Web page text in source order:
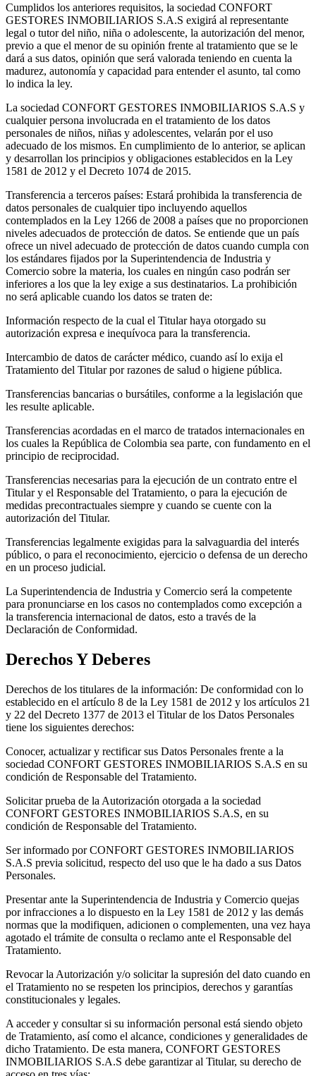
Cumplidos los anteriores requisitos, la sociedad CONFORT
GESTORES INMOBILIARIOS S.A.S exigirá al representante
legal o tutor del niño, niña o adolescente, la autorización del menor,
previo a que el menor de su opinión frente al tratamiento que se le
dará a sus datos, opinión que será valorada teniendo en cuenta la
madurez, autonomía y capacidad para entender el asunto, tal como
lo indica la ley.
La sociedad CONFORT GESTORES INMOBILIARIOS S.A.S y
cualquier persona involucrada en el tratamiento de los datos
personales de niños, niñas y adolescentes, velarán por el uso
adecuado de los mismos. En cumplimiento de lo anterior, se aplican
y desarrollan los principios y obligaciones establecidos en la Ley
1581 de 2012 y el Decreto 1074 de 2015.
Transferencia a terceros países: Estará prohibida la transferencia de
datos personales de cualquier tipo incluyendo aquellos
contemplados en la Ley 1266 de 2008 a países que no proporcionen
niveles adecuados de protección de datos. Se entiende que un país
ofrece un nivel adecuado de protección de datos cuando cumpla con
los estándares fijados por la Superintendencia de Industria y
Comercio sobre la materia, los cuales en ningún caso podrán ser
inferiores a los que la ley exige a sus destinatarios. La prohibición
no será aplicable cuando los datos se traten de:
Información respecto de la cual el Titular haya otorgado su
autorización expresa e inequívoca para la transferencia.
Intercambio de datos de carácter médico, cuando así lo exija el
Tratamiento del Titular por razones de salud o higiene pública.
Transferencias bancarias o bursátiles, conforme a la legislación que
les resulte aplicable.
Transferencias acordadas en el marco de tratados internacionales en
los cuales la República de Colombia sea parte, con fundamento en el
principio de reciprocidad.
Transferencias necesarias para la ejecución de un contrato entre el
Titular y el Responsable del Tratamiento, o para la ejecución de
medidas precontractuales siempre y cuando se cuente con la
autorización del Titular.
Transferencias legalmente exigidas para la salvaguardia del interés
público, o para el reconocimiento, ejercicio o defensa de un derecho
en un proceso judicial.
La Superintendencia de Industria y Comercio será la competente
para pronunciarse en los casos no contemplados como excepción a
la transferencia internacional de datos, esto a través de la
Declaración de Conformidad.
Derechos Y Deberes
Derechos de los titulares de la información: De conformidad con lo
establecido en el artículo 8 de la Ley 1581 de 2012 y los artículos 21
y 22 del Decreto 1377 de 2013 el Titular de los Datos Personales
tiene los siguientes derechos:
Conocer, actualizar y rectificar sus Datos Personales frente a la
sociedad CONFORT GESTORES INMOBILIARIOS S.A.S en su
condición de Responsable del Tratamiento.
Solicitar prueba de la Autorización otorgada a la sociedad
CONFORT GESTORES INMOBILIARIOS S.A.S, en su
condición de Responsable del Tratamiento.
Ser informado por CONFORT GESTORES INMOBILIARIOS
S.A.S previa solicitud, respecto del uso que le ha dado a sus Datos
Personales.
Presentar ante la Superintendencia de Industria y Comercio quejas
por infracciones a lo dispuesto en la Ley 1581 de 2012 y las demás
normas que la modifiquen, adicionen o complementen, una vez haya
agotado el trámite de consulta o reclamo ante el Responsable del
Tratamiento.
Revocar la Autorización y/o solicitar la supresión del dato cuando en
el Tratamiento no se respeten los principios, derechos y garantías
constitucionales y legales.
A acceder y consultar si su información personal está siendo objeto
de Tratamiento, así como el alcance, condiciones y generalidades de
dicho Tratamiento. De esta manera, CONFORT GESTORES
INMOBILIARIOS S.A.S debe garantizar al Titular, su derecho de